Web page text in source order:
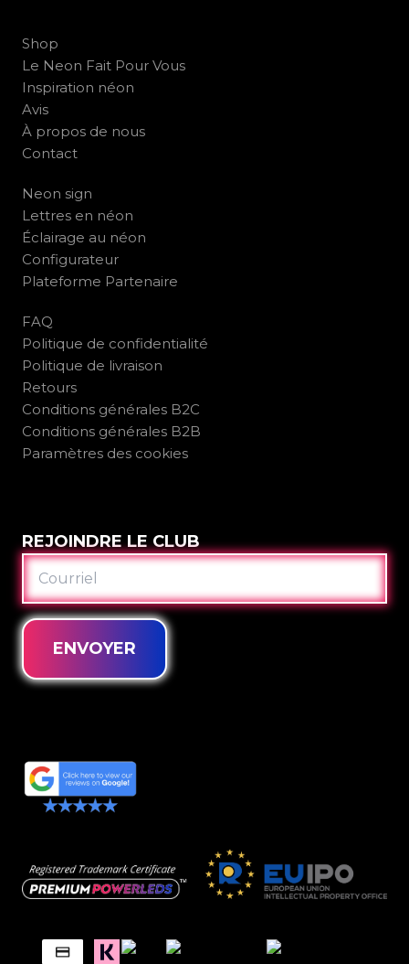
Shop
Le Neon Fait Pour Vous
Inspiration néon
Avis
À propos de nous
Contact
Neon sign
Lettres en néon
Éclairage au néon
Configurateur
Plateforme Partenaire
FAQ
Politique de confidentialité
Politique de livraison
Retours
Conditions générales B2C
Conditions générales B2B
Paramètres des cookies
REJOINDRE LE CLUB
COURRIEL
ENVOYER